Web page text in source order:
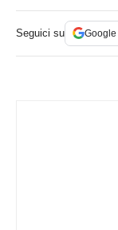
Seguici su Google